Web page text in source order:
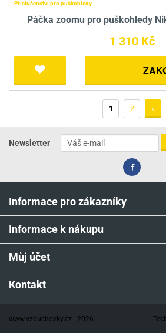
Příslušenství pro puškohledy
Páčka zoomu pro puškohledy
1 310 Kč
1 2 »
Newsletter
Informace pro zákazníky
Informace k nákupu
Můj účet
Kontakt
www.vzduchovky.cz - 2026